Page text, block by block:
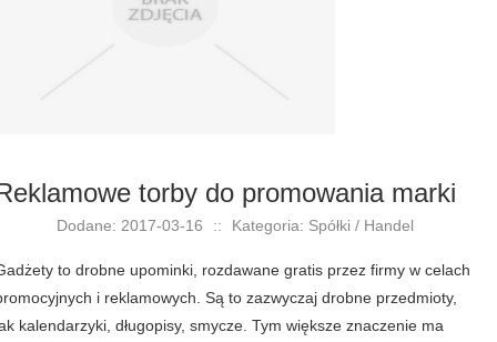
torby do promowania marki
Dodane: 2017-03-16 :: Kategoria: Spółki / Handel
to drobne upominki, rozdawane gratis przez firmy w celach
i reklamowych. Są to zazwyczaj drobne przedmioty,
kalendarzyki, długopisy, smycze. Tym większe znaczenie ma